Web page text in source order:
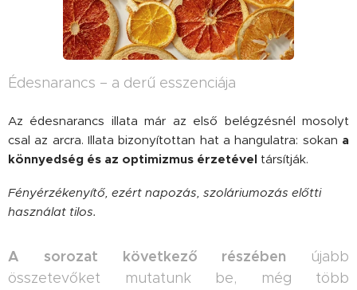
Édesnarancs – a derű esszenciája
Az édesnarancs illata már az első belégzésnél mosolyt
csal az arcra. Illata bizonyítottan hat a hangulatra: sokan a
könnyedség és az optimizmus érzetével társítják.
Fényérzékenyítő, ezért napozás, szoláriumozás előtti
használat tilos.
A sorozat következő részében újabb
összetevőket mutatunk be, még több